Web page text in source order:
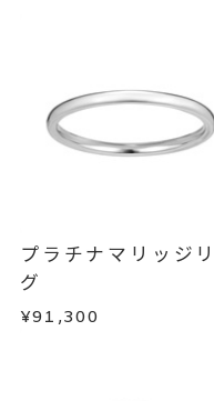
詳細
リン
カテゴリー
結婚
イ
刻
目
メンバーシップ未
わせフォームよりご
・受注生産の商品
・お客さまのお手元
・到着後ご連絡無く
・刻印をお入れした
プラチナマリッジ
グ
¥91,300